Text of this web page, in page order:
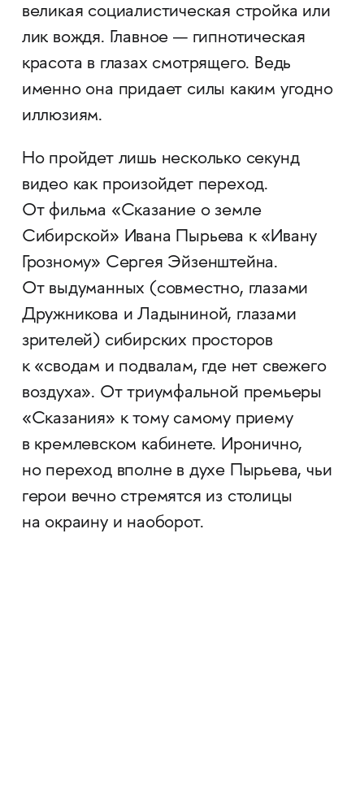
великая социалистическая стройка или
лик вождя. Главное — гипнотическая
красота в глазах смотрящего. Ведь
именно она придает силы каким угодно
иллюзиям.
Но пройдет лишь несколько секунд
видео как произойдет переход.
От фильма «Сказание о земле
Сибирской» Ивана Пырьева к «Ивану
Грозному» Сергея Эйзенштейна.
От выдуманных (совместно, глазами
Дружникова и Ладыниной, глазами
зрителей) сибирских просторов
к «сводам и подвалам, где нет свежего
воздуха». От триумфальной премьеры
«Сказания» к тому самому приему
в кремлевском кабинете. Иронично,
но переход вполне в духе Пырьева, чьи
герои вечно стремятся из столицы
на окраину и наоборот.